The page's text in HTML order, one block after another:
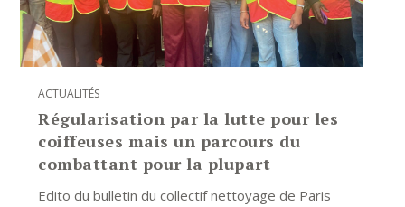
ACTUALITÉS
Régularisation par la lutte pour les
coiffeuses mais un parcours du
combattant pour la plupart
Edito du bulletin du collectif nettoyage de Paris